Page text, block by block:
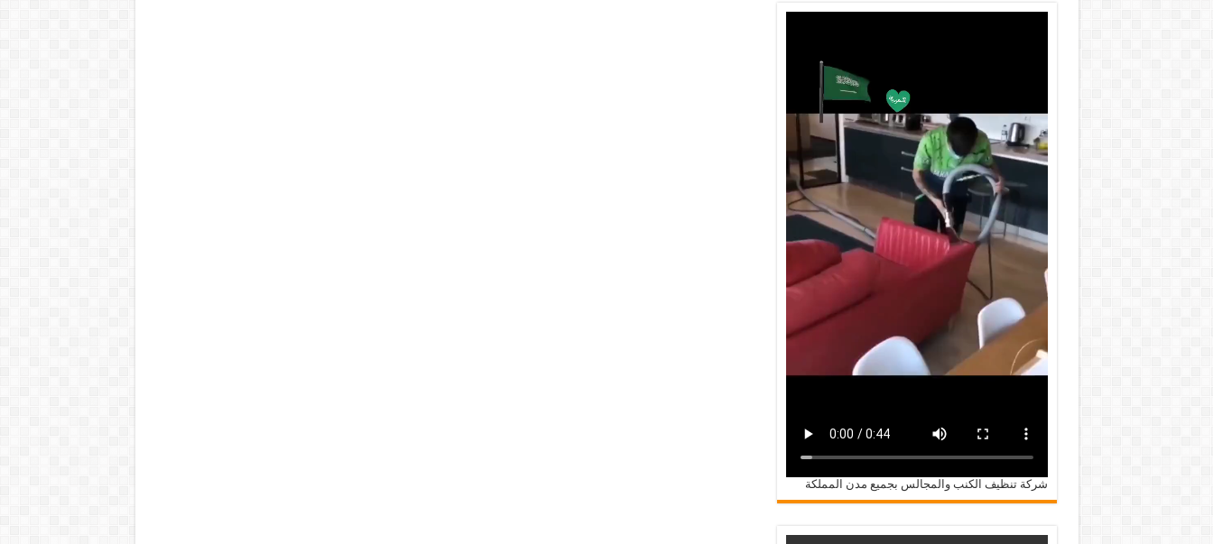
شركة تنظيف الكنب والمجالس بجميع مدن المملكة